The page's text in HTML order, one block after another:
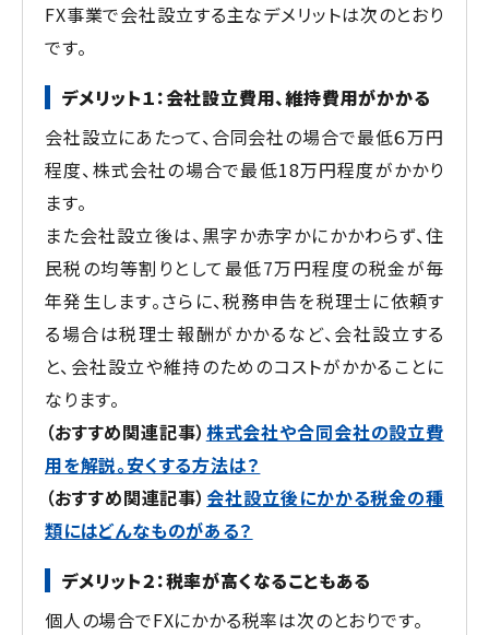
FX事業で会社設立する主なデメリットは次のとおり
です。
デメリット１：会社設立費用、維持費用がかかる
会社設立にあたって、合同会社の場合で最低６万円
程度、株式会社の場合で最低18万円程度がかかり
ます。
また会社設立後は、黒字か赤字かにかかわらず、住
民税の均等割りとして最低7万円程度の税金が毎
年発生します。さらに、税務申告を税理士に依頼す
る場合は税理士報酬がかかるなど、会社設立する
と、会社設立や維持のためのコストがかかることに
なります。
（おすすめ関連記事） 株式会社や合同会社の設立費
用を解説。安くする方法は？
（おすすめ関連記事） 会社設立後にかかる税金の種
類にはどんなものがある？
デメリット２：税率が高くなることもある
個人の場合でFXにかかる税率は次のとおりです。